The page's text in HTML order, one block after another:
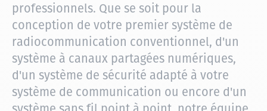
professionnels. Que se soit pour la
conception de votre premier système de
radiocommunication conventionnel, d'un
système à canaux partagées numériques,
d'un système de sécurité adapté à votre
système de communication ou encore d'un